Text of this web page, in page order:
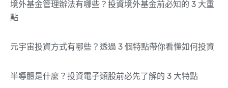
境外基金管理辦法有哪些？投資境外基金前必知的 3 大重
點
元宇宙投資方式有哪些？透過 3 個特點帶你看懂如何投資
半導體是什麼？投資電子類股前必先了解的 3 大特點